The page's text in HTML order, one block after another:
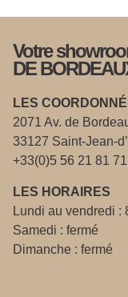
Votre
DE
LES
2071 Av. de
33127 Saint-Jean-
+33(0)5 56 21 81 71
LES HORAIRES
Lundi au vendredi :
Samedi : fermé
Dimanche : fermé